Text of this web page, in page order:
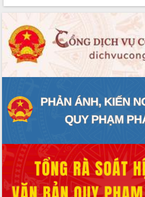
Bí thư Tỉnh ủy Lương Nguyễn Minh
Triết thăm, tặng quà người có công với
cách mạng
Rà soát, hoàn thiện hệ thống thiết chế
văn hóa, thể thao đáp ứng yêu cầu
phát triển mới
Thường trực HĐND tỉnh Đắk Lắk gặp
Lễ truy điệu và an táng hài cốt liệt sĩ
tại Nghĩa trang Liệt sĩ xã Sơn Hòa
Bàn giải pháp tháo gỡ khó khăn trong
định EUDR
Thứ trưởng Bộ Nông nghiệp và Môi
trường Nguyễn Hoàng Hiệp khảo sát
vùng trồng và doanh nghiệp đóng gói
sầu riêng tại Đắk Lắk
LIÊN KẾT WEB